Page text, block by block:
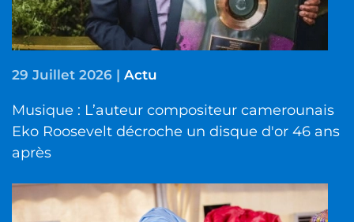
29 Juillet 2026 | Actu
Musique : L’auteur compositeur camerounais
Eko Roosevelt décroche un disque d'or 46 ans
après